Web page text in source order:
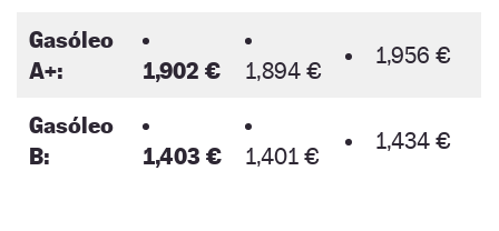
Gasóleo
A+:
1,902 € 1,894 €
1,956 €
Gasóleo
B:
1,403 € 1,401 €
1,434 €